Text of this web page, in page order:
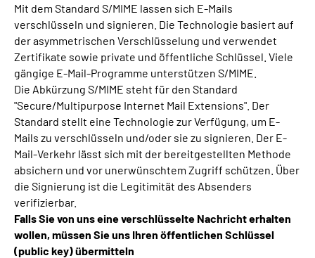
Mit dem Standard S/MIME lassen sich E-Mails
verschlüsseln und signieren. Die Technologie basiert auf
der asymmetrischen Verschlüsselung und verwendet
Zertifikate sowie private und öffentliche Schlüssel. Viele
gängige E-Mail-Programme unterstützen S/MIME.
Die Abkürzung S/MIME steht für den Standard
"Secure/Multipurpose Internet Mail Extensions". Der
Standard stellt eine Technologie zur Verfügung, um E-
Mails zu verschlüsseln und/oder sie zu signieren. Der E-
Mail-Verkehr lässt sich mit der bereitgestellten Methode
absichern und vor unerwünschtem Zugriff schützen. Über
die Signierung ist die Legitimität des Absenders
verifizierbar.
Falls Sie von uns eine verschlüsselte Nachricht erhalten
wollen, müssen Sie uns Ihren öffentlichen Schlüssel
(public key) übermitteln